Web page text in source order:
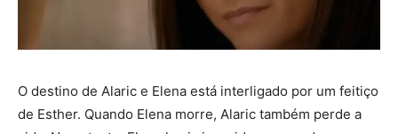
O destino de Alaric e Elena está interligado por um feitiço
de Esther. Quando Elena morre, Alaric também perde a